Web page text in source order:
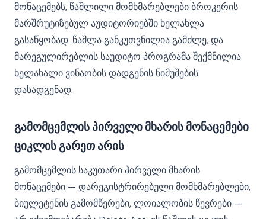
მონაცემებს, წაშლილი მომხმარებლები ბროკერის
მარშრუტიზებულ აუდიტორიებში ხელახლა
გასაწყობად. წაშლა განკუთვნილია გამძლე, და
მარეგულირებლის საუდიტო პროგრამა შექმნილია
ხელახალი ვინაობის დადგენის ნიმუშების
დასადგენად.
გამომცემლის პირველი მხარის მონაცემები
ციკლის გარეთ არის
გამომცემლის საკუთარი პირველი მხარის
მონაცემები — დარეგისტრირებული მომხმარებლები,
ბიულეტენის გამომწერები, ლოიალობის წევრები —